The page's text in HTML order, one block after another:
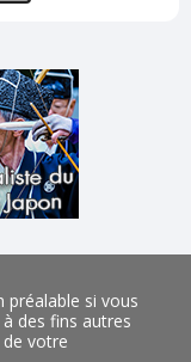
préalable si vous
des fins autres
votre